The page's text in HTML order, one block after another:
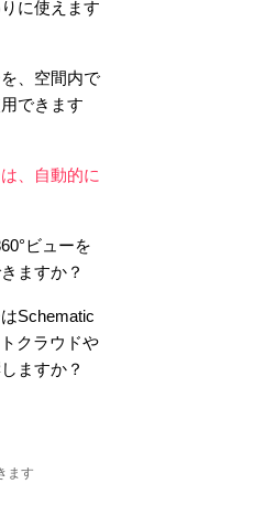
に使えます
、空間内で
できます
、自動的に
ビューを
ますか？
Schematic
クラウドや
ますか？
ます